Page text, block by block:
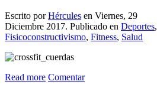
Escrito porHércules en Viernes, 29
Diciembre 2017. Publicado en Deportes,
Fisicoconstructivismo, Fitness, Salud
Read more Comentar